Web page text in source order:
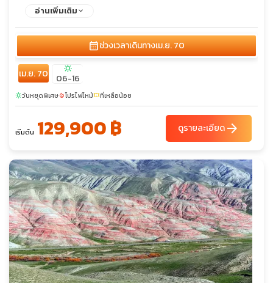
โคลน - เมืองเก่าบากู - พระราชวังแห่งราชวงศ์เชอร์วาน - คาราวาน
อ่านเพิ่มเติม
calendar_monthช่วงเวลาเดินทางเม.ย. 70
เม.ย. 70 sunny
06-16
sunnyวันหยุดพิเศษlocal_fire_departmentโปรไฟไหม้confirmation_numberที่เหลือน้อย
เริ่มต้น 129,900 ฿ ดูรายละเอียดarrow_forward